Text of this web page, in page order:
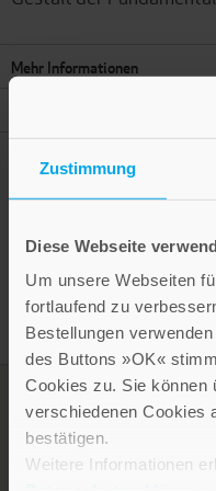
Zustimmung
Diese Webseite
Um unsere Webseiten
fortlaufend zu
Bestellungen
des Buttons »OK«
Cookies zu. Sie können
verschiedenen Cookies
bestätigen.
Weitere Informationen
Mehr Informationen
Presseinformation